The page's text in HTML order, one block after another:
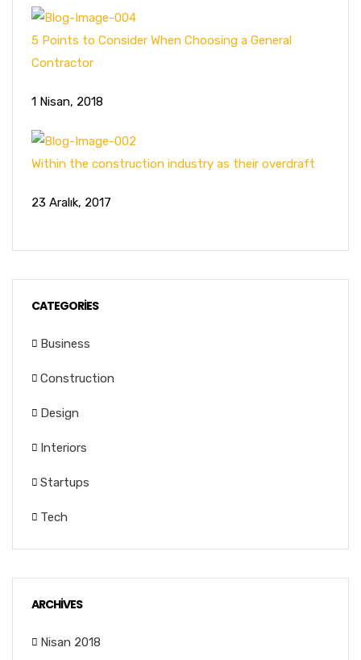
5 Points to Consider When Choosing a General
Contractor
1 Nisan, 2018
Within the construction industry as their overdraft
23 Aralık, 2017
CATEGORIES
Business
Construction
Design
Interiors
Startups
Tech
ARCHIVES
Nisan 2018